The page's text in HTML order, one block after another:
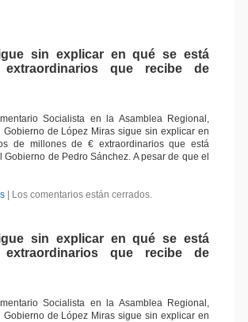
sin explicar en qué se está
que recibe de
Socialista en la Asamblea Regional,
de López Miras sigue sin explicar en
de millones de € extraordinarios que está
de Pedro Sánchez. A pesar de que el
| Los comentarios están cerrados.
sin explicar en qué se está
que recibe de
Socialista en la Asamblea Regional,
de López Miras sigue sin explicar en